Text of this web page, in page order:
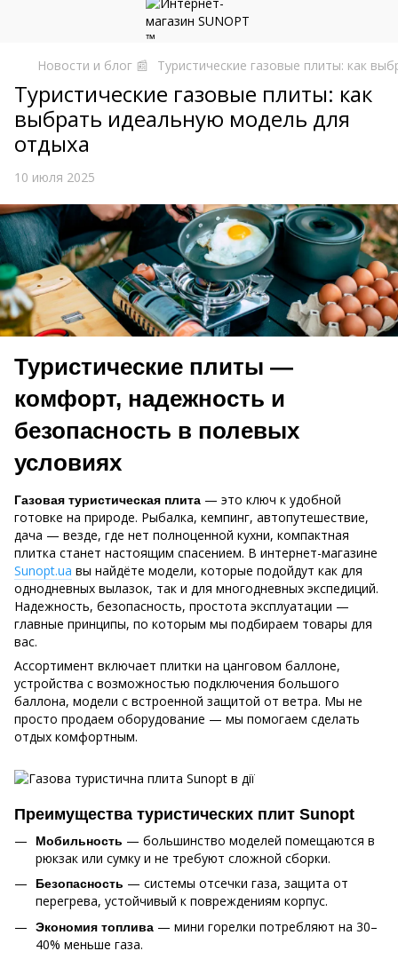
Новости и блог 📰 Туристические газовые плиты: как
Туристические газовые плиты: как
выбрать идеальную модель для
отдыха
10 июля 2025
Туристические плиты —
комфорт, надежность и
безопасность в полевых
условиях
Газовая туристическая плита — это ключ к удобной
готовке на природе. Рыбалка, кемпинг, автопутешествие,
дача — везде, где нет полноценной кухни, компактная
плитка станет настоящим спасением. В интернет-магазине
Sunopt.ua вы найдёте модели, которые подойдут как для
однодневных вылазок, так и для многодневных экспедиций.
Надежность, безопасность, простота эксплуатации —
главные принципы, по которым мы подбираем товары для
вас.
Ассортимент включает плитки на цанговом баллоне,
устройства с возможностью подключения большого
баллона, модели с встроенной защитой от ветра. Мы не
просто продаем оборудование — мы помогаем сделать
отдых комфортным.
Преимущества туристических плит Sunopt
Мобильность — большинство моделей помещаются в
рюкзак или сумку и не требуют сложной сборки.
Безопасность — системы отсечки газа, защита от
перегрева, устойчивый к повреждениям корпус.
Экономия топлива — мини горелки потребляют на 30–
40% меньше газа.